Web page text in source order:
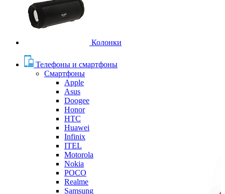
Колонки
Телефоны и смартфоны
Смартфоны
Apple
Asus
Doogee
Honor
HTC
Huawei
Infinix
ITEL
Motorola
Nokia
POCO
Realme
Samsung